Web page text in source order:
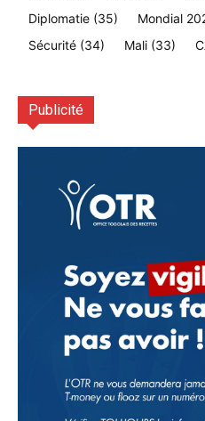
Diplomatie (35) Mondial
Sécurité (34) Mali (33)
Publicité